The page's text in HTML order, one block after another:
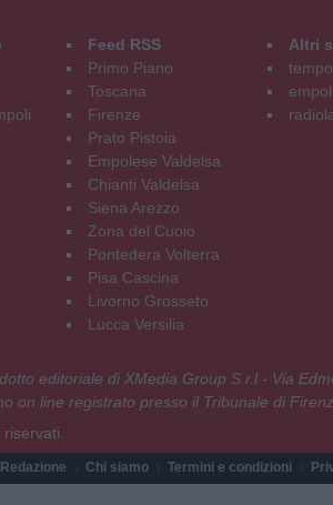
Feed RSS
Primo Piano
Toscana
Firenze
Prato Pistoia
Empolese Valdelsa
Chianti Valdelsa
Siena Arezzo
Zona del Cuoio
Pontedera Volterra
Pisa Cascina
Livorno Grosseto
Lucca Versilia
Altri
editoriale di XMedia Group S.r.l - Via
on line registrato presso il Tribunale di
Redazione Chi siamo Termini e condizioni